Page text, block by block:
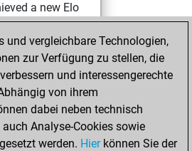
a new Elo
You played 6
games
Play
in blitz
und vergleichbare Technologien,
zur Verfügung zu stellen, die
und interessengerechte
von ihrem
dabei neben technisch
Analyse-Cookies sowie
werden. Hierkönnen Sie der